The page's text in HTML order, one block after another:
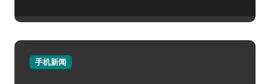
手机新闻